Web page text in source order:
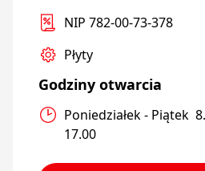
NIP 782-00-73-378
Płyty
Godziny otwarcia
Poniedziałek - Piątek
17.00